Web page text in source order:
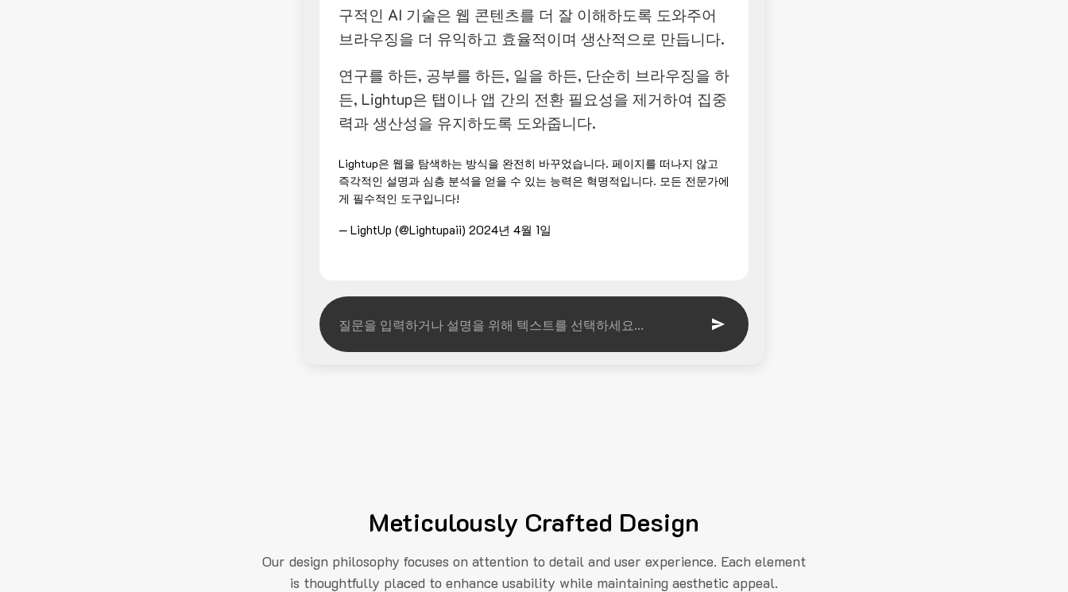
구적인 AI 기술은 웹 콘텐츠를 더 잘 이해하도록 도와주어
브라우징을 더 유익하고 효율적이며 생산적으로 만듭니다.
연구를 하든, 공부를 하든, 일을 하든, 단순히 브라우징을 하
든, Lightup은 탭이나 앱 간의 전환 필요성을 제거하여 집중
력과 생산성을 유지하도록 도와줍니다.
Lightup은 웹을 탐색하는 방식을 완전히 바꾸었습니다. 페이지를 떠나지 않고
즉각적인 설명과 심층 분석을 얻을 수 있는 능력은 혁명적입니다. 모든 전문가에
게 필수적인 도구입니다!
— LightUp (@Lightupaii) 2024년 4월 1일
Meticulously Crafted Design
Our design philosophy focuses on attention to detail and user experience. Each element
is thoughtfully placed to enhance usability while maintaining aesthetic appeal.